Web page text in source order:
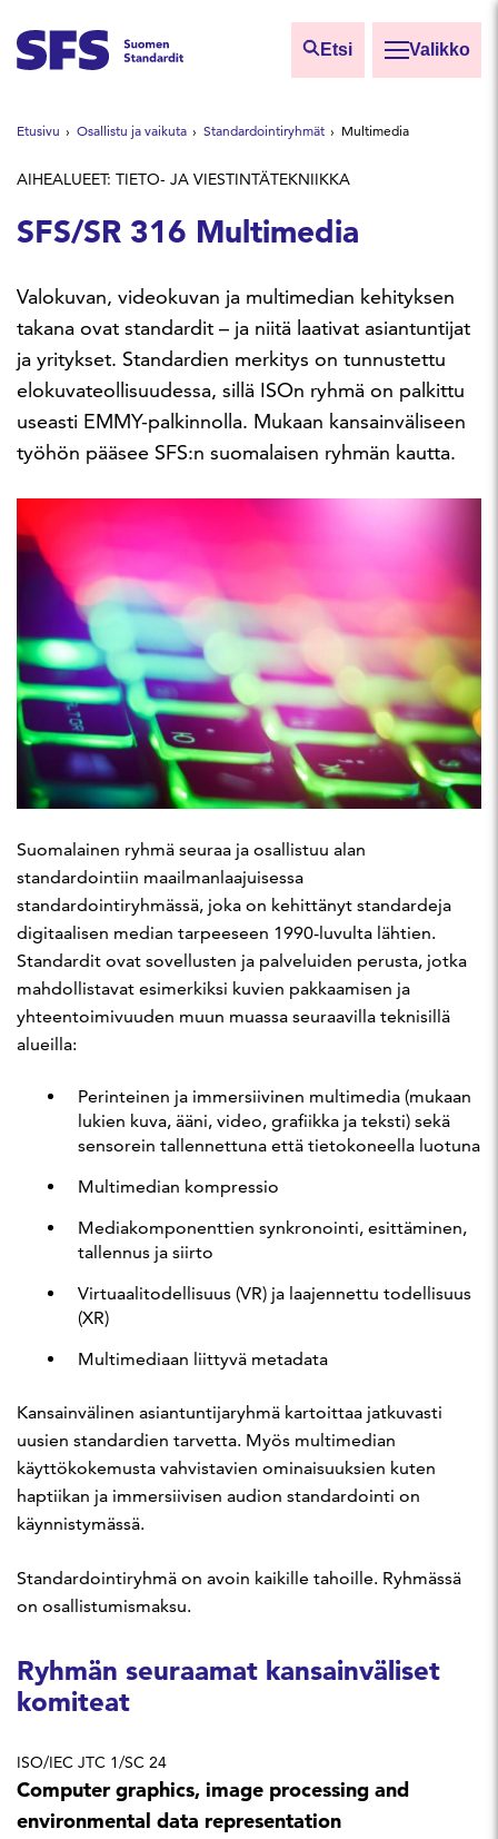
Etsi Valikko
Etsi sivuilta
Hae hakutermillä
Etusivu Osallistu ja vaikuta Standardointiryhmät Multimedia
AIHEALUEET: TIETO- JA VIESTINTÄTEKNIIKKA
SFS/SR 316 Multimedia
Valokuvan, videokuvan ja multimedian kehityksen
takana ovat standardit – ja niitä laativat asiantuntijat
ja yritykset. Standardien merkitys on tunnustettu
elokuvateollisuudessa, sillä ISOn ryhmä on palkittu
useasti EMMY-palkinnolla. Mukaan kansainväliseen
työhön pääsee SFS:n suomalaisen ryhmän kautta.
Suomalainen ryhmä seuraa ja osallistuu alan
standardointiin maailmanlaajuisessa
standardointiryhmässä, joka on kehittänyt standardeja
digitaalisen median tarpeeseen 1990-luvulta lähtien.
Standardit ovat sovellusten ja palveluiden perusta, jotka
mahdollistavat esimerkiksi kuvien pakkaamisen ja
yhteentoimivuuden muun muassa seuraavilla teknisillä
alueilla:
Perinteinen ja immersiivinen multimedia (mukaan
lukien kuva, ääni, video, grafiikka ja teksti) sekä
sensorein tallennettuna että tietokoneella luotuna
Multimedian kompressio
Mediakomponenttien synkronointi, esittäminen,
tallennus ja siirto
Virtuaalitodellisuus (VR) ja laajennettu todellisuus
(XR)
Multimediaan liittyvä metadata
Kansainvälinen asiantuntijaryhmä kartoittaa jatkuvasti
uusien standardien tarvetta. Myös multimedian
käyttökokemusta vahvistavien ominaisuuksien kuten
haptiikan ja immersiivisen audion standardointi on
käynnistymässä.
Standardointiryhmä on avoin kaikille tahoille. Ryhmässä
on osallistumismaksu.
Ryhmän seuraamat kansainväliset
komiteat
ISO/IEC JTC 1/SC 24
Computer graphics, image processing and
environmental data representation